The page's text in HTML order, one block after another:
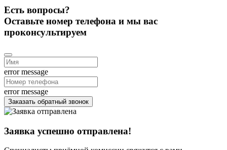
Есть вопросы?
Оставьте номер телефона и мы вас
проконсультируем
error message
error message
Заказать обратный звонок
Заявка успешно отправлена!